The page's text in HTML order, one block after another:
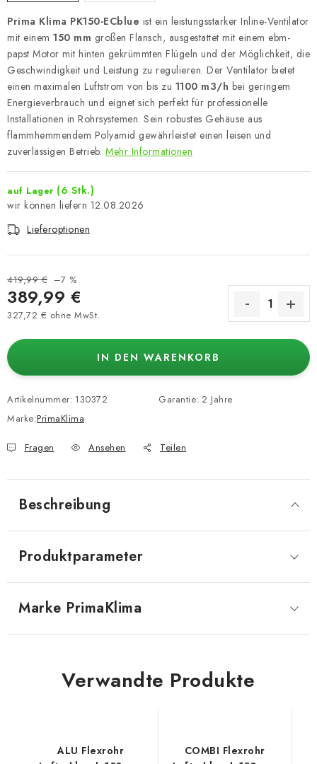
Prima Klima PK150-ECblue ist ein leistungsstarker Inline-Ventilator
mit einem 150 mm großen Flansch, ausgestattet mit einem ebm-
papst Motor mit hinten gekrümmten Flügeln und der Möglichkeit, die
Geschwindigkeit und Leistung zu regulieren. Der Ventilator bietet
einen maximalen Luftstrom von bis zu 1100 m3/h bei geringem
Energieverbrauch und eignet sich perfekt für professionelle
Installationen in Rohrsystemen. Sein robustes Gehäuse aus
flammhemmendem Polyamid gewährleistet einen leisen und
zuverlässigen Betrieb. Mehr Informationen
auf Lager (6 Stk.)
12.08.2026
Lieferoptionen
419,99 € –7 %
389,99 €
327,72 € ohne MwSt.
IN DEN WARENKORB
Artikelnummer: 130372
Marke:PrimaKlima
Garantie: 2 Jahre
Fragen Ansehen Teilen
Beschreibung
Produktparameter
Marke PrimaKlima
Verwandte Produkte
ALU Flexrohr
COMBI Flexrohr